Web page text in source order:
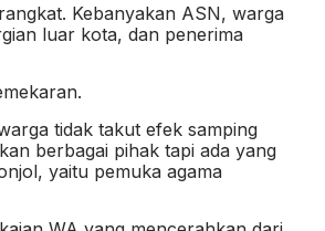
Kebanyakan ASN, warga
luar kota, dan penerima
tidak takut efek samping
berbagai pihak tapi ada yang
yaitu pemuka agama